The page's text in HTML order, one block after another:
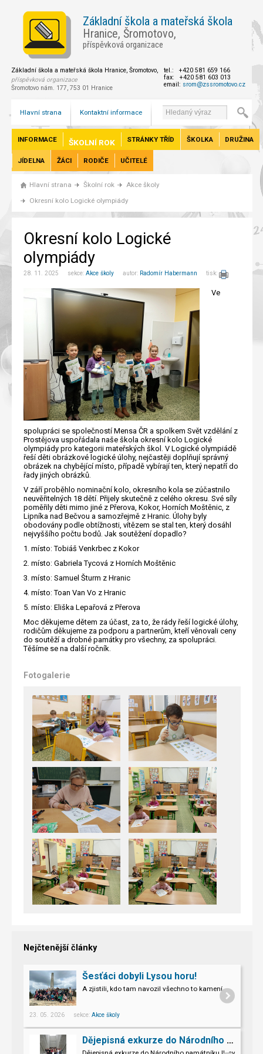
Základní škola a mateřská škola
Hranice, Šromotovo,
příspěvková organizace
Základní škola a mateřská škola Hranice, Šromotovo,
příspěvková organizace
Šromotovo nám. 177, 753 01 Hranice
tel.: +420 581 659 166
fax: +420 581 603 013
email: srom@zssromotovo.cz
Hlavní strana Kontaktní informace
INFORMACE ŠKOLNÍ ROK STRÁNKY TŘÍD ŠKOLKA DRUŽINA
JÍDELNA ŽÁCI RODIČE UČITELÉ
Hlavní strana Školní rok
Akce školy
Okresní kolo Logické olympiády
Okresní kolo Logické
olympiády
28. 11. 2025 sekce: Akce školy autor: Radomír Habermann tisk:
Ve
spolupráci se společností Mensa ČR a spolkem Svět vzdělání z
Prostějova uspořádala naše škola okresní kolo Logické
olympiády pro kategorii mateřských škol. V Logické olympiádě
řeší děti obrázkové logické úlohy, nejčastěji doplňují správný
obrázek na chybějící místo, případě vybírají ten, který nepatří do
řady jiných obrázků.
V září proběhlo nominační kolo, okresního kola se zúčastnilo
neuvěřitelných 18 dětí. Přijely skutečně z celého okresu. Své síly
poměřily děti mimo jiné z Přerova, Kokor, Horních Moštěnic, z
Lipníka nad Bečvou a samozřejmě z Hranic. Úlohy byly
obodovány podle obtížnosti, vítězem se stal ten, který dosáhl
nejvyššího počtu bodů. Jak soutěžení dopadlo?
1. místo: Tobiáš Venkrbec z Kokor
2. místo: Gabriela Tycová z Horních Moštěnic
3. místo: Samuel Šturm z Hranic
4. místo: Toan Van Vo z Hranic
5. místo: Eliška Lepařová z Přerova
Moc děkujeme dětem za účast, za to, že rády řeší logické úlohy,
rodičům děkujeme za podporu a partnerům, kteří věnovali ceny
do soutěží a drobné památky pro všechny, za spolupráci.
Těšíme se na další ročník.
Fotogalerie
Nejčtenější články
Šesťáci dobyli Lysou horu!
A zjistili, kdo tam navozil všechno to kamení.
23. 05. 2026 sekce: Akce školy
Dějepisná exkurze do Národního památníku II. sv. války v Hrabyni